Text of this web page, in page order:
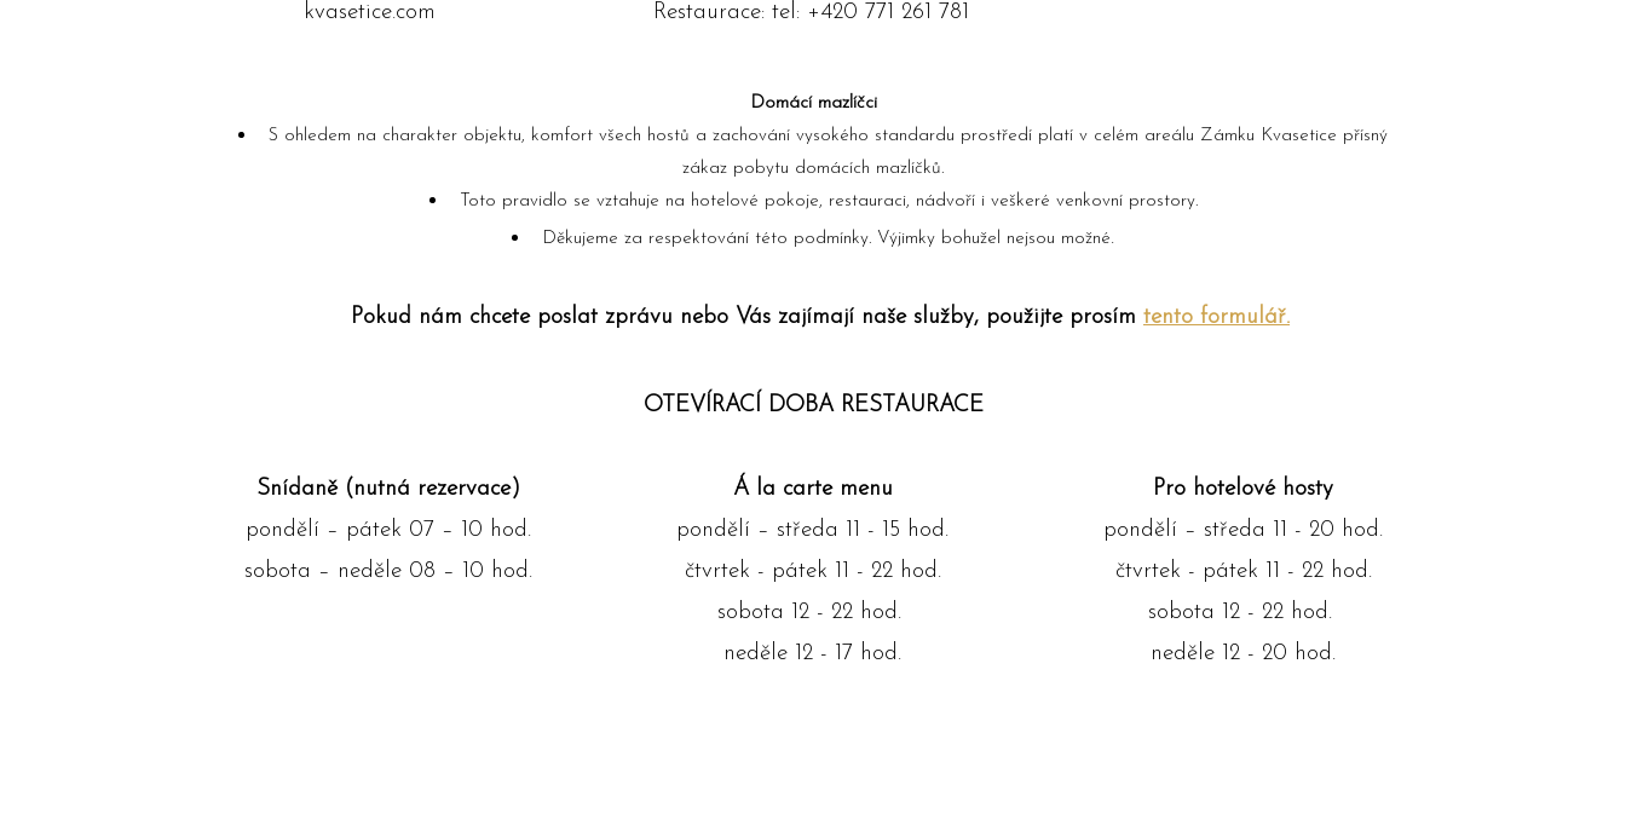
kvasetice.com
Restaurace: tel: +420 771 261 781
Domácí mazlíčci
S ohledem na charakter objektu, komfort všech hostů a zachování vysokého standardu prostředí platí v celém areálu Zámku Kvasetice přísný
zákaz pobytu domácích mazlíčků.
Toto pravidlo se vztahuje na hotelové pokoje, restauraci, nádvoří i veškeré venkovní prostory.
Děkujeme za respektování této podmínky. Výjimky bohužel nejsou možné.
Pokud nám chcete poslat zprávu nebo Vás zajímají naše služby, použijte prosím tento formulář.
OTEVÍRACÍ DOBA RESTAURACE
Snídaně (nutná rezervace)
pondělí – pátek 07 – 10 hod.
sobota – neděle 08 – 10 hod.
Á la carte menu
pondělí – středa 11 - 15 hod.
čtvrtek - pátek 11 - 22 hod.
sobota 12 - 22 hod.
neděle 12 - 17 hod.
Pro hotelové hosty
pondělí – středa 11 - 20 hod.
čtvrtek - pátek 11 - 22 hod.
sobota 12 - 22 hod.
neděle 12 - 20 hod.